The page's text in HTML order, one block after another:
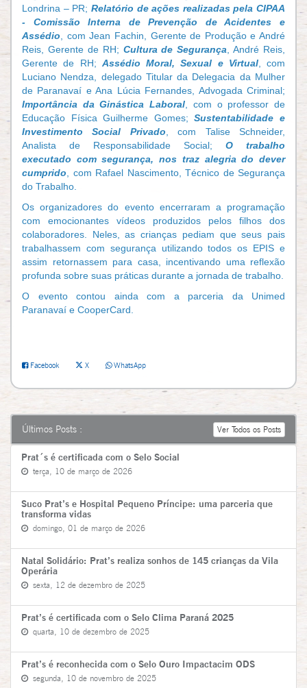
Londrina – PR; Relatório de ações realizadas pela CIPAA
- Comissão Interna de Prevenção de Acidentes e
Assédio , com Jean Fachin, Gerente de Produção e André
Reis, Gerente de RH; Cultura de Segurança , André Reis,
Gerente de RH; Assédio Moral, Sexual e Virtual, com
Luciano Nendza, delegado Titular da Delegacia da Mulher
de Paranavaí e Ana Lúcia Fernandes, Advogada Criminal;
Importância da Ginástica Laboral , com o professor de
Educação Física Guilherme Gomes;Sustentabilidade e
Investimento Social Privado , com Talise Schneider,
Analista de Responsabilidade Social; O trabalho
executado com segurança, nos traz alegria do dever
cumprido , com Rafael Nascimento, Técnico de Segurança
do Trabalho.
Os organizadores do evento encerraram a programação
com emocionantes vídeos produzidos pelos filhos dos
colaboradores. Neles, as crianças pediam que seus pais
trabalhassem com segurança utilizando todos os EPIS e
assim retornassem para casa, incentivando uma reflexão
profunda sobre suas práticas durante a jornada de trabalho.
O evento contou ainda com a parceria da Unimed
Paranavaí e CooperCard.
Facebook X WhatsApp
Últimos Posts : Ver Todos os Posts
Prat´s é certificada com o Selo Social
terça, 10 de março de 2026
Suco Prat’s e Hospital Pequeno Príncipe: uma parceria que
transforma vidas
domingo, 01 de março de 2026
Natal Solidário: Prat’s realiza sonhos de 145 crianças da Vila
Operária
sexta, 12 de dezembro de 2025
Prat’s é certificada com o Selo Clima Paraná 2025
quarta, 10 de dezembro de 2025
Prat’s é reconhecida com o Selo Ouro Impactacim ODS
segunda, 10 de novembro de 2025